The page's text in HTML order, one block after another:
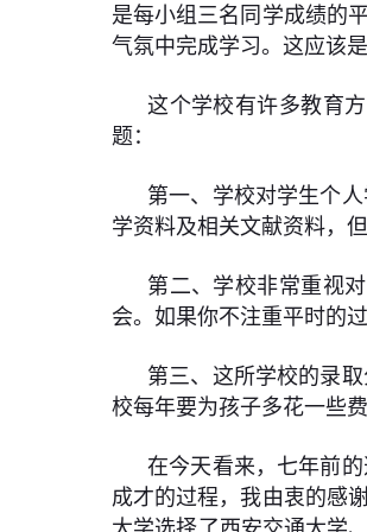
是每小组三名同学成绩的
气氛中完成学习。这应该
这个学校有许多教育
题：
第一、学校对学生个
学资料及相关文献资料，
第二、学校非常重视
会。如果你不注重平时的
第三、这所学校的录
校每年要为孩子多花一些费
在今天看来，七年前
成才的过程，我由衷的感